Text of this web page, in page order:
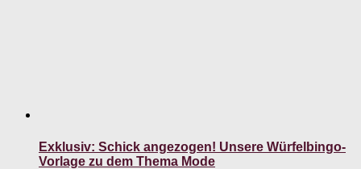
Exklusiv: Schick angezogen! Unsere Würfelbingo-
Vorlage zu dem Thema Mode